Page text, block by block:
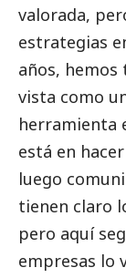
valorada,
estrategias
años, hemos
vista como
herramienta
está en
luego
tienen claro
pero aquí
empresas lo